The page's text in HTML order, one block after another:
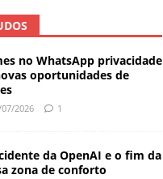
no WhatsApp privacidade
oportunidades de
2026 1
da OpenAI e o fim da
zona de conforto